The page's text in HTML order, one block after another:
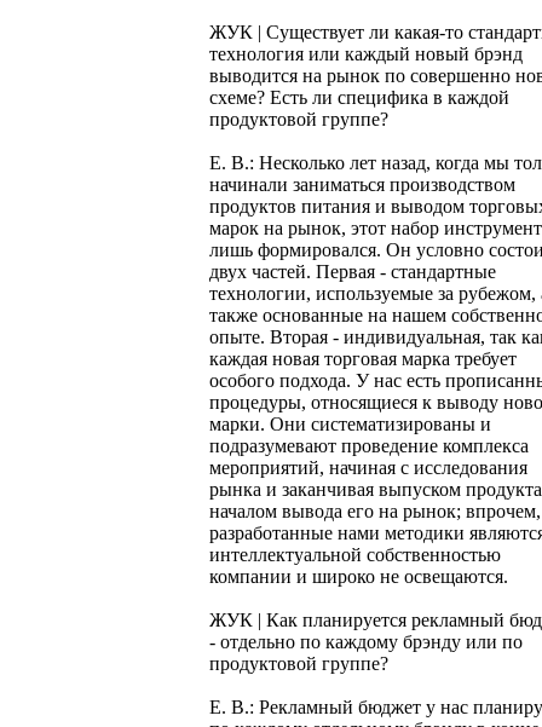
ЖУК | Существует ли какая-то
технология или каждый новый брэнд
выводится на рынок по совершенно
схеме? Есть ли специфика в каждой
продуктовой группе?
Е. В.: Несколько лет назад, когда мы
начинали заниматься производством
продуктов питания и выводом
марок на рынок, этот набор
лишь формировался. Он условно
двух частей. Первая - стандартные
технологии, используемые за рубежом,
также основанные на нашем
опыте. Вторая - индивидуальная, так
каждая новая торговая марка требует
особого подхода. У нас есть
процедуры, относящиеся к выводу
марки. Они систематизированы и
подразумевают проведение комплекса
мероприятий, начиная с исследования
рынка и заканчивая выпуском
началом вывода его на рынок; впрочем,
разработанные нами методики
интеллектуальной собственностью
компании и широко не освещаются.
ЖУК | Как планируется рекламный
- отдельно по каждому брэнду или по
продуктовой группе?
Е. В.: Рекламный бюджет у нас